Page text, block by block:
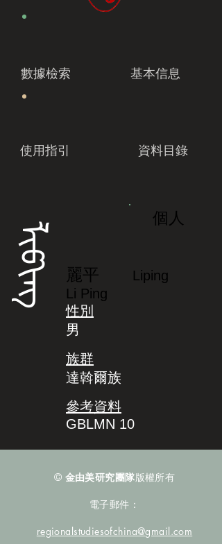
數據檢索 基本信息
使用指引 資料目錄
ᠯᡳᡦᡳᠩ
個人
麗平
Liping
Li Ping
性別
男
族群
達斡爾族
參考資料
GBLMN 10
© 金由美研究團隊版權所有
電子郵件：
regionalstudiesofchina@gmail.com